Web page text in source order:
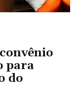
para
do